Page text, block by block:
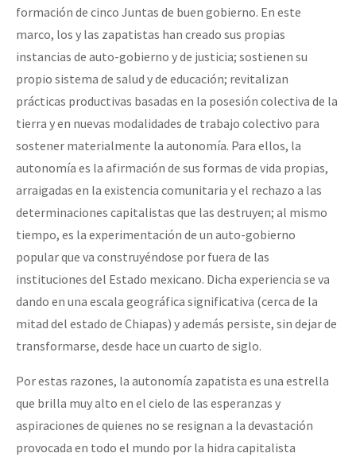
formación de cinco Juntas de buen gobierno. En este
marco, los y las zapatistas han creado sus propias
instancias de auto-gobierno y de justicia; sostienen su
propio sistema de salud y de educación; revitalizan
prácticas productivas basadas en la posesión colectiva de la
tierra y en nuevas modalidades de trabajo colectivo para
sostener materialmente la autonomía. Para ellos, la
autonomía es la afirmación de sus formas de vida propias,
arraigadas en la existencia comunitaria y el rechazo a las
determinaciones capitalistas que las destruyen; al mismo
tiempo, es la experimentación de un auto-gobierno
popular que va construyéndose por fuera de las
instituciones del Estado mexicano. Dicha experiencia se va
dando en una escala geográfica significativa (cerca de la
mitad del estado de Chiapas) y además persiste, sin dejar de
transformarse, desde hace un cuarto de siglo.
Por estas razones, la autonomía zapatista es una estrella
que brilla muy alto en el cielo de las esperanzas y
aspiraciones de quienes no se resignan a la devastación
provocada en todo el mundo por la hidra capitalista